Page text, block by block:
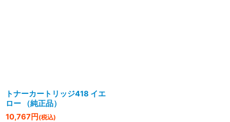
トナーカートリッジ418 イエ
ロー （純正品）
10,767 円 (税込)